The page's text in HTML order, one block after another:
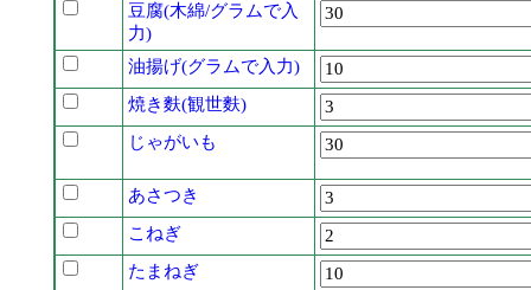
豆腐(木綿/グラムで入
力)
油揚げ(グラムで入力)
焼き麩(観世麩)
じゃがいも
あさつき
こねぎ
たまねぎ